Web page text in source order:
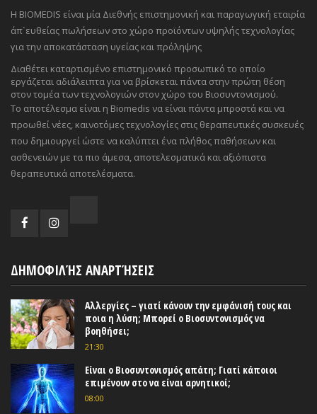
Η BIOMEDIS είναι μία Διεθνής επιστημονική και παραγωγική εταιρία
άπ`ευθείας πωλήσεων στο χώρο προϊόντων υψηλής τεχνολογίας
για την αποκατάσταση υγείας και πρόληψης
Διαθέτει καταρτισμένο επιστημονικό προσωπικό το οποίο
εργάζεται αδιάλειπτα για να βρίσκεται πάντα στην πρώτη θέση
στον τομέα των τεχνολογιών στον χώρο του Βιοσυντονισμού.
Το αποτέλεσμα είναι η Biomedis να είναι πάντα μπροστά και να
προωθεί νέες, καινοτόμες τεχνολογίες στις θεραπευτικές συσκευές
που δημιουργεί ώστε να καλύπτει ένα πλήθος παθήσεων και
ασθενειών με τα πιο άμεσα, αποτελεσματικά και αξιόπιστα
θεραπευτικά αποτελέσματα.
ΔΗΜΟΦΙΛΉΣ ΑΝΑΡΤΉΣΕΙΣ
Αλλεργίες – γιατί κάνουν την εμφάνισή τους και
ποια η λύση; Μπορεί ο Βιοσυντονισμός να
βοηθήσει;
21:30
Είναι ο Βιοσυντονισμός απάτη; Γιατί κάποιοι
επιμένουν στο να είναι αρνητικοί;
08:00